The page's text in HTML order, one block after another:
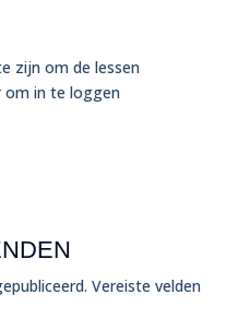
zijn om de lessen
om in te loggen
Vereiste velden